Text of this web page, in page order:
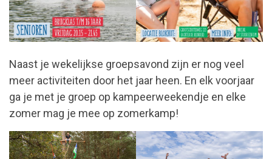
Naast je wekelijkse groepsavond zijn er nog veel
meer activiteiten door het jaar heen. En elk voorjaar
ga je met je groep op kampeerweekendje en elke
zomer mag je mee op zomerkamp!